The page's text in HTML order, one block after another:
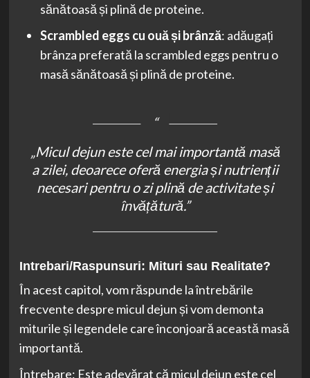
sănătoasă și plină de proteine.
Scrambled eggs cu ouă și brânză: adăugați
brânza preferată la scrambled eggs pentru o
masă sănătoasă și plină de proteine.
„Micul dejun este cel mai importantă masă
a zilei, deoarece oferă energia și nutrienții
necesari pentru o zi plină de activitate și
învățătură.”
Intrebari/Raspunsuri: Mituri sau Realitate?
În acest capitol, vom răspunde la întrebările
frecvente despre micul dejun și vom demonta
miturile și legendele care înconjoară această masă
importantă.
Întrebare: Este adevărat că micul dejun este cel